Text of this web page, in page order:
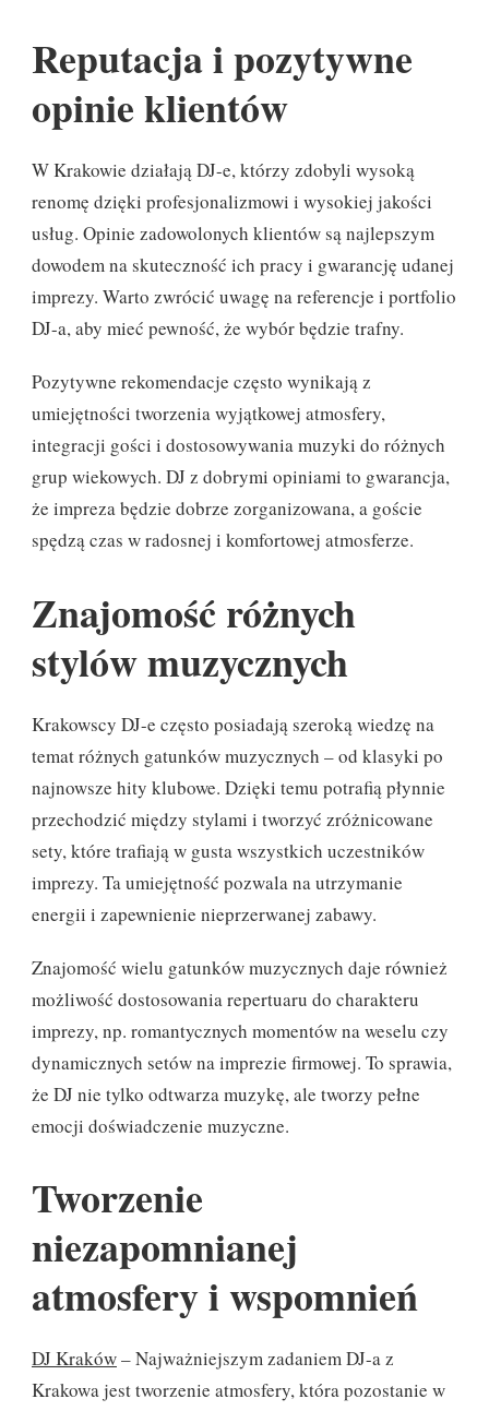
Reputacja i pozytywne
opinie klientów
W Krakowie działają DJ-e, którzy zdobyli wysoką
renomę dzięki profesjonalizmowi i wysokiej jakości
usług. Opinie zadowolonych klientów są najlepszym
dowodem na skuteczność ich pracy i gwarancję udanej
imprezy. Warto zwrócić uwagę na referencje i portfolio
DJ-a, aby mieć pewność, że wybór będzie trafny.
Pozytywne rekomendacje często wynikają z
umiejętności tworzenia wyjątkowej atmosfery,
integracji gości i dostosowywania muzyki do różnych
grup wiekowych. DJ z dobrymi opiniami to gwarancja,
że impreza będzie dobrze zorganizowana, a goście
spędzą czas w radosnej i komfortowej atmosferze.
Znajomość różnych
stylów muzycznych
Krakowscy DJ-e często posiadają szeroką wiedzę na
temat różnych gatunków muzycznych – od klasyki po
najnowsze hity klubowe. Dzięki temu potrafią płynnie
przechodzić między stylami i tworzyć zróżnicowane
sety, które trafiają w gusta wszystkich uczestników
imprezy. Ta umiejętność pozwala na utrzymanie
energii i zapewnienie nieprzerwanej zabawy.
Znajomość wielu gatunków muzycznych daje również
możliwość dostosowania repertuaru do charakteru
imprezy, np. romantycznych momentów na weselu czy
dynamicznych setów na imprezie firmowej. To sprawia,
że DJ nie tylko odtwarza muzykę, ale tworzy pełne
emocji doświadczenie muzyczne.
Tworzenie
niezapomnianej
atmosfery i wspomnień
DJ Kraków– Najważniejszym zadaniem DJ-a z
Krakowa jest tworzenie atmosfery, która pozostanie w